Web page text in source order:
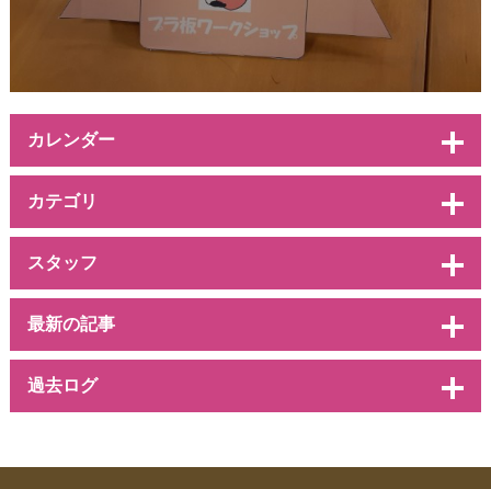
カレンダー
カテゴリ
スタッフ
最新の記事
過去ログ